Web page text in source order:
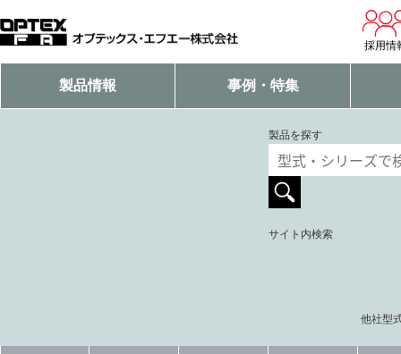
採用情
製品情報 事例・特集
製品を探す
サイト内検索
他社型